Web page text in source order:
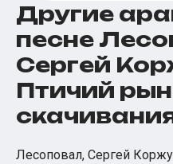
Другие
песне
Сергей
Птичий
Лесоповал, Сергей